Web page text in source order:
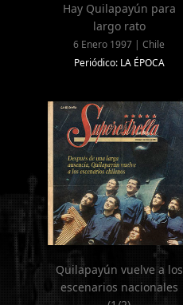
Hay Quilapayún para
largo rato
6 Enero 1997 | Chile
Periódico: LA ÉPOCA
Quilapayún vuelve a los
escenarios nacionales